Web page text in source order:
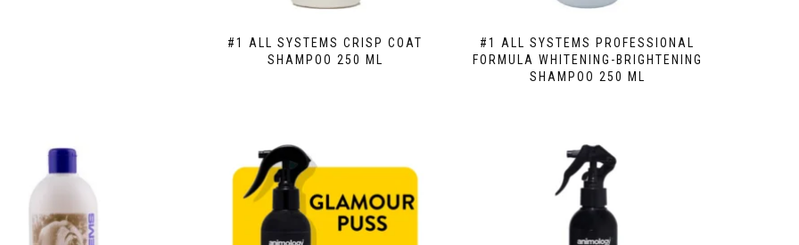
#1 ALL SYSTEMS CRISP COAT
SHAMPOO 250 ML
#1 ALL SYSTEMS PROFESSIONAL
FORMULA WHITENING-BRIGHTENING
SHAMPOO 250 ML